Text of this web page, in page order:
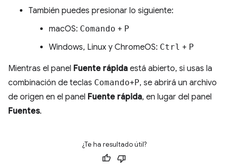
También puedes presionar lo siguiente:
macOS: Comando + P
Windows, Linux y ChromeOS: Ctrl + P
Mientras el panel Fuente rápida está abierto, si usas la
combinación de teclas Comando+ P, se abrirá un archivo
de origen en el panel Fuente rápida, en lugar del panel
Fuentes.
¿Te ha resultado útil?